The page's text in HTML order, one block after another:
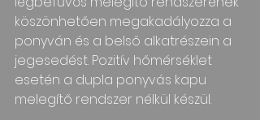
köszönhetően megakadályozza a
ponyván és a belső alkatrészein a
jegesedést. Pozitív hőmérséklet
esetén a dupla ponyvás kapu
melegítő rendszer nélkül készül.